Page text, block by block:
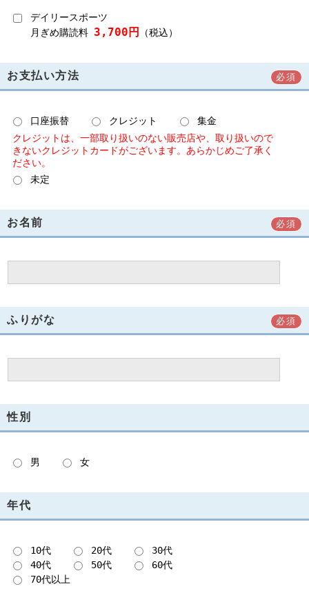
デイリースポーツ
月ぎめ購読料 3,700円 （税込）
お支払い方法 必須
口座振替 クレジット
集金
クレジットは、一部取り扱いのない販売店や、取り扱いので
きないクレジットカードがございます。あらかじめご了承く
ださい。
未定
お名前 必須
ふりがな 必須
性別
男 女
年代
10代 20代
30代
40代
50代
60代
70代以上